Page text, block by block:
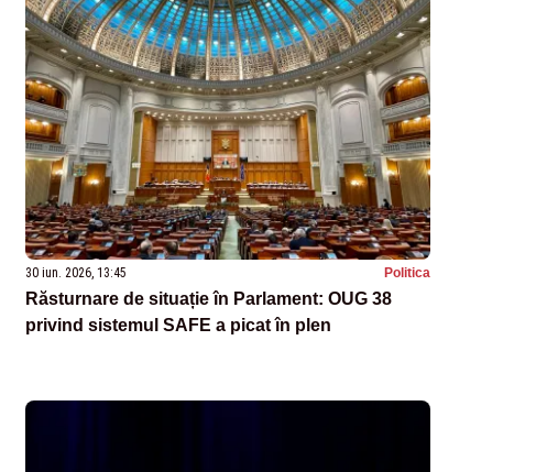
30 iun. 2026, 13:45 Politica
Răsturnare de situație în Parlament: OUG 38
privind sistemul SAFE a picat în plen